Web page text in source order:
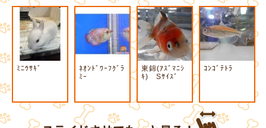
ﾐﾆｳｻｷﾞ
ﾈｵﾝﾄﾞﾜｰﾌｸﾞﾗ
ﾐｰ
東錦(ｱｽﾞﾏﾆｼ
ｷ) Sｻｲｽﾞ
ｺﾝｺﾞﾃﾄﾗ